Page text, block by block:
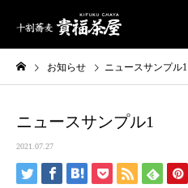
お知らせ ニュースサンプル1
ニュースサンプル1
2021.07.27